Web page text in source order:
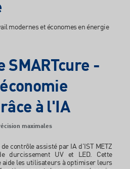
modernes et économes en énergie
SMARTcure -
à l'IA
maximales
contrôle assisté par IA d'IST METZ
durcissement UV et LED. Cette
aide les utilisateurs à optimiser leurs